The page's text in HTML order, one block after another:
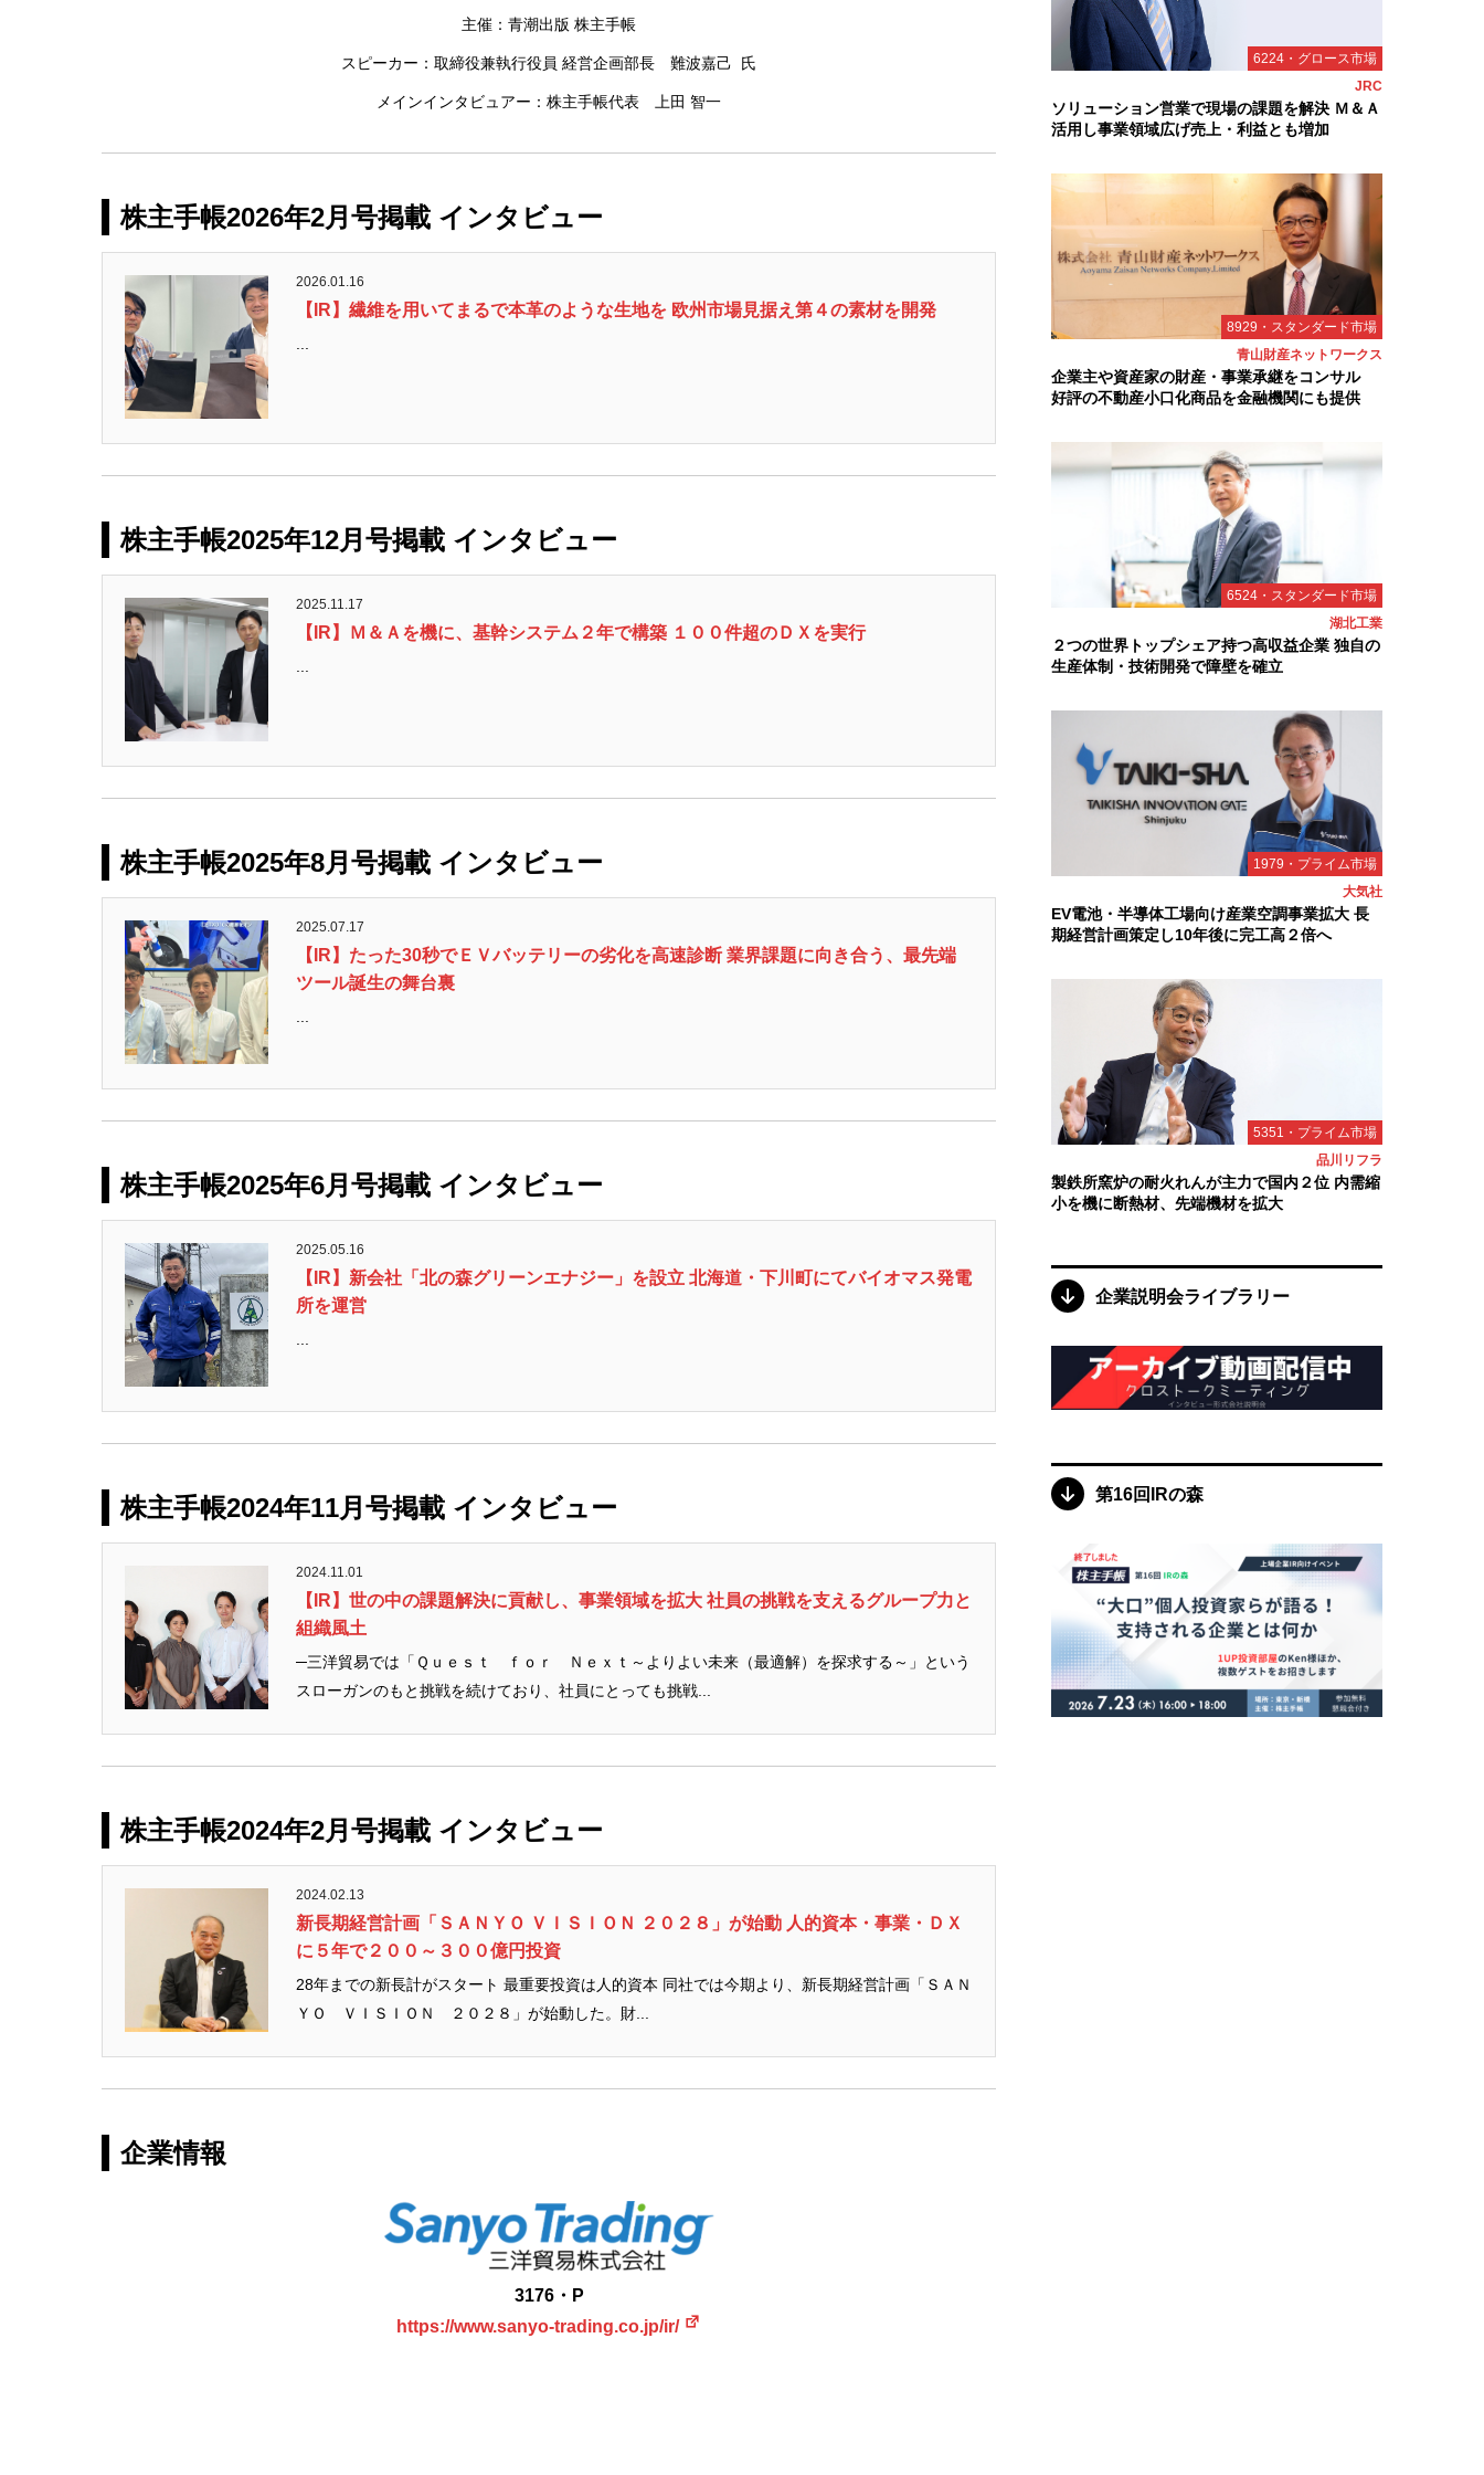
主催：青潮出版 株主手帳
スピーカー：取締役兼執行役員 経営企画部長 難波嘉己 氏
メインインタビュアー：株主手帳代表 上田 智一
株主手帳2026年2月号掲載 インタビュー
2026.01.16
【IR】繊維を用いてまるで本革のような生地を 欧州市場見据え第４の素材を開発
株主手帳2025年12月号掲載 インタビュー
2025.11.17
【IR】Ｍ＆Ａを機に、基幹システム２年で構築 １００件超のＤＸを実行
株主手帳2025年8月号掲載 インタビュー
2025.07.17
【IR】たった30秒でＥＶバッテリーの劣化を高速診断 業界課題に向き合う、最先端
ツール誕生の舞台裏
株主手帳2025年6月号掲載 インタビュー
2025.05.16
【IR】新会社「北の森グリーンエナジー」を設立 北海道・下川町にてバイオマス発電
所を運営
株主手帳2024年11月号掲載 インタビュー
2024.11.01
【IR】世の中の課題解決に貢献し、事業領域を拡大 社員の挑戦を支えるグループ力と
組織風土
─三洋貿易では「Ｑｕｅｓｔ ｆｏｒ Ｎｅｘｔ～よりよい未来（最適解）を探求する～」という
スローガンのもと挑戦を続けており、社員にとっても挑戦...
株主手帳2024年2月号掲載 インタビュー
2024.02.13
新長期経営計画「ＳＡＮＹＯ ＶＩＳＩＯＮ ２０２８」が始動 人的資本・事業・ＤＸ
に５年で２００～３００億円投資
28年までの新長計がスタート 最重要投資は人的資本 同社では今期より、新長期経営計画「ＳＡＮ
ＹＯ ＶＩＳＩＯＮ ２０２８」が始動した。財...
企業情報
3176・P
https://www.sanyo-trading.co.jp/ir/
6224・グロース市場
JRC
ソリューション営業で現場の課題を解決 Ｍ＆Ａ
活用し事業領域広げ売上・利益とも増加
8929・スタンダード市場
青山財産ネットワークス
企業主や資産家の財産・事業承継をコンサル
好評の不動産小口化商品を金融機関にも提供
6524・スタンダード市場
湖北工業
２つの世界トップシェア持つ高収益企業 独自の
生産体制・技術開発で障壁を確立
1979・プライム市場
大気社
EV電池・半導体工場向け産業空調事業拡大 長
期経営計画策定し10年後に完工高２倍へ
5351・プライム市場
品川リフラ
製鉄所窯炉の耐火れんが主力で国内２位 内需縮
小を機に断熱材、先端機材を拡大
企業説明会ライブラリー
第16回IRの森